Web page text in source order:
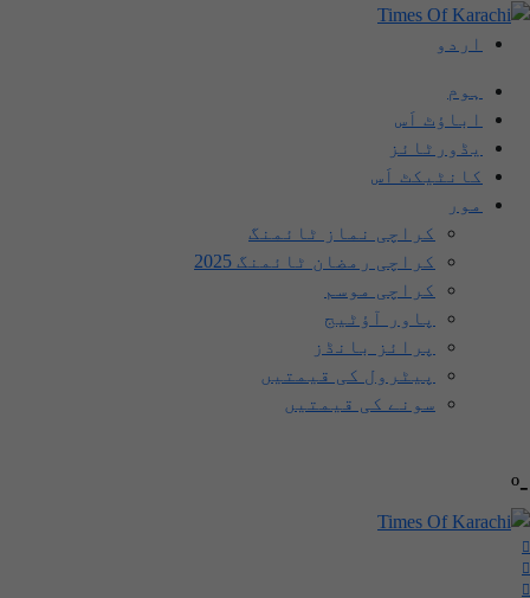
اردو
ہوم
اباؤٹ اَس
یڈورٹائز
کانٹیکٹ اَس
مور
کراچی نماز ٹائمنگ
کراچی رمضان ٹائمنگ 2025
کراچی موسم
پاور آؤٹیج
پرائز بانڈز
پیٹرول کی قیمتیں
سونے کی قیمتیں
-º